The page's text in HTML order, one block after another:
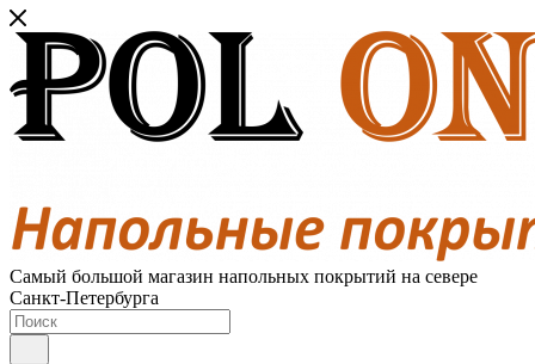
Самый большой магазин напольных покрытий на севере
Санкт-Петербурга